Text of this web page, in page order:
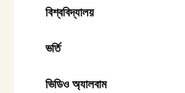
বিশ্ববিদ্যালয়
ভর্তি
ভিডিও অ্যালবাম